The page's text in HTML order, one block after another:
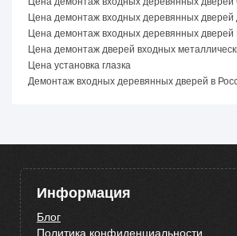
Цена демонтаж входных деревянных дверей
Цена демонтаж входных деревянных дверей
Цена демонтаж дверей входных
Цена установка глазка
Демонтаж входных деревянных дверей в
Информация
Блог
Политика конфиденциальности